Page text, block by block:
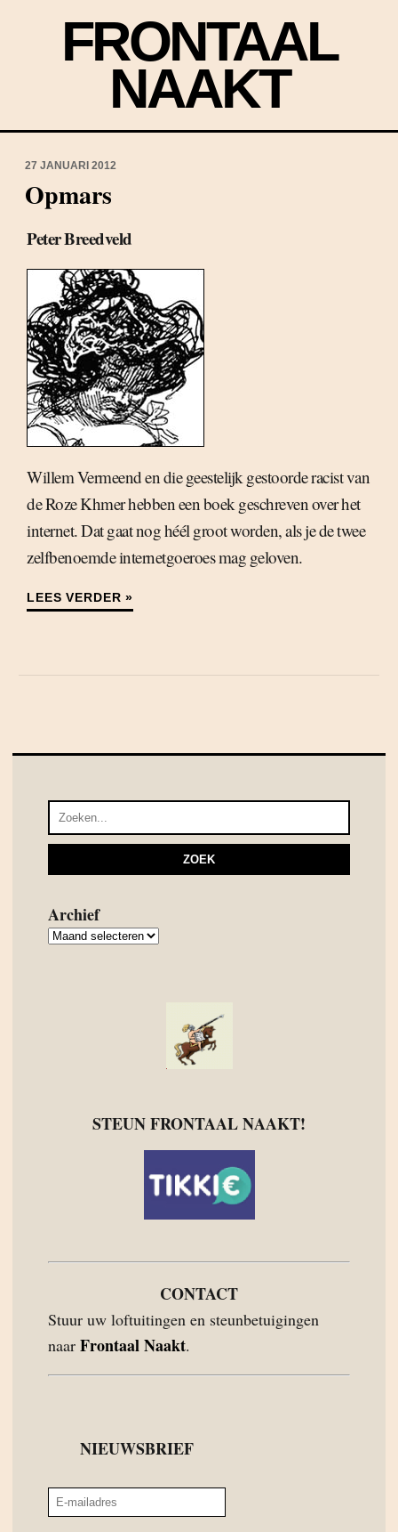
FRONTAAL
NAAKT
27 JANUARI 2012
Opmars
Peter Breedveld
Willem Vermeend en die geestelijk gestoorde racist van
de Roze Khmer hebben een boek geschreven over het
internet. Dat gaat nog héél groot worden, als je de twee
zelfbenoemde internetgoeroes mag geloven.
LEES VERDER »
Archief
Archief
STEUN FRONTAAL NAAKT!
CONTACT
Stuur uw loftuitingen en steunbetuigingen
naar Frontaal Naakt.
NIEUWSBRIEF